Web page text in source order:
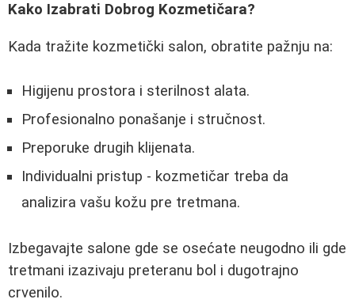
Kako Izabrati Dobrog Kozmetičara?
Kada tražite kozmetički salon, obratite pažnju na:
Higijenu prostora i sterilnost alata.
Profesionalno ponašanje i stručnost.
Preporuke drugih klijenata.
Individualni pristup - kozmetičar treba da
analizira vašu kožu pre tretmana.
Izbegavajte salone gde se osećate neugodno ili gde
tretmani izazivaju preteranu bol i dugotrajno
crvenilo.